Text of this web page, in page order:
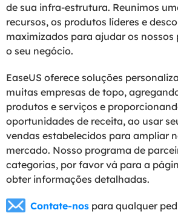
de sua infra-estrutura. Reunimos
recursos, os produtos líderes e
maximizados para ajudar os nossos
o seu negócio.
EaseUS oferece soluções
muitas empresas de topo,
produtos e serviços e
oportunidades de receita, ao usar
vendas estabelecidos para ampliar
mercado. Nosso programa de
categorias, por favor vá para a
obter informações detalhadas.
Contate-nos para qualquer